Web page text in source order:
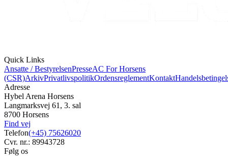
Quick Links
Ansatte / BestyrelsenPresseAC For Horsens
(CSR)ArkivPrivatlivspolitikOrdensreglementKontakt
Adresse
Hybel Arena Horsens
Langmarksvej 61, 3. sal
8700 Horsens
Find vej
Telefon(+45) 75626020
Cvr. nr.: 89943728
Følg os